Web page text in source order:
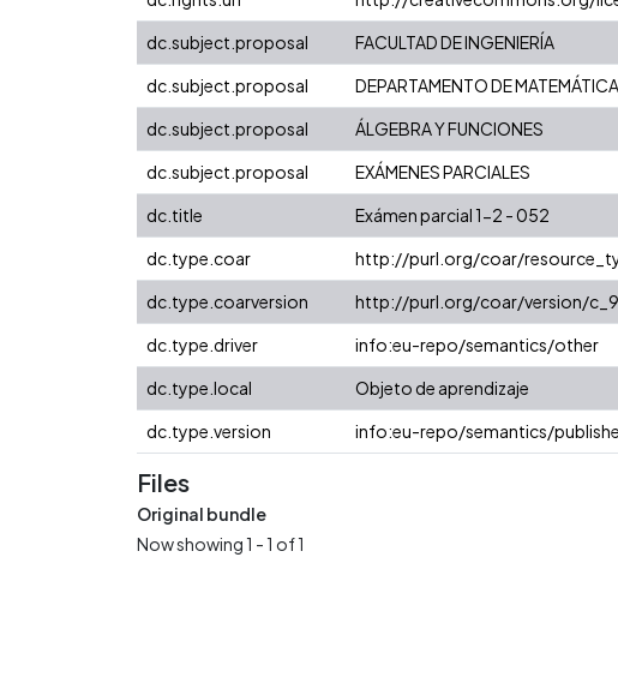
dc.subject.proposal
FACULTAD DE INGENIERÍA
dc.subject.proposal
DEPARTAMENTO DE
dc.subject.proposal
ÁLGEBRA Y FUNCIONES
dc.subject.proposal
EXÁMENES PARCIALES
dc.title
Exámen parcial 1-2 - 052
dc.type.coar
http://purl.org/coar/
dc.type.coarversion
http://purl.org/coar/version/
dc.type.driver
info:eu-repo/semantics/other
dc.type.local
Objeto de aprendizaje
dc.type.version
info:eu-repo/semantics/
Files
Original bundle
Now showing1 - 1 of 1